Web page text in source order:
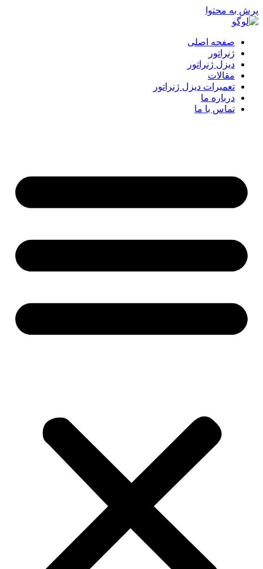
پرش به محتوا
صفحه اصلی
ژنراتور
دیزل ژنراتور
مقالات
تعمیرات دیزل ژنراتور
درباره ما
تماس با ما